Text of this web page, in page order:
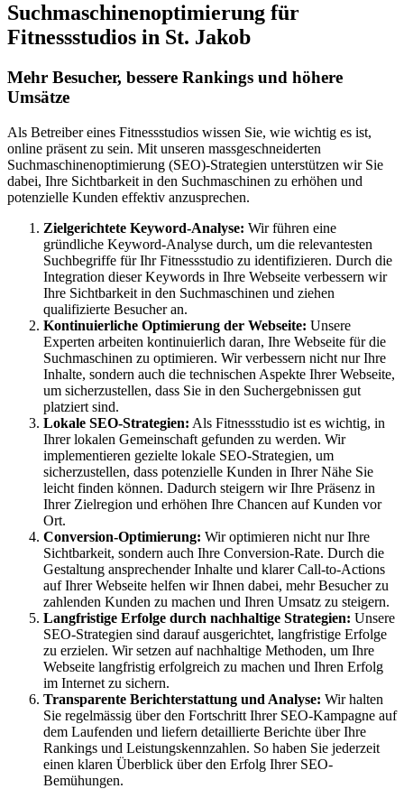
Suchmaschinenoptimierung für
Fitnessstudios in St. Jakob
Mehr Besucher, bessere Rankings und höhere
Umsätze
Als Betreiber eines Fitnessstudios wissen Sie, wie wichtig es ist,
online präsent zu sein. Mit unseren massgeschneiderten
Suchmaschinenoptimierung (SEO)-Strategien unterstützen wir Sie
dabei, Ihre Sichtbarkeit in den Suchmaschinen zu erhöhen und
potenzielle Kunden effektiv anzusprechen.
Zielgerichtete Keyword-Analyse: Wir führen eine
gründliche Keyword-Analyse durch, um die relevantesten
Suchbegriffe für Ihr Fitnessstudio zu identifizieren. Durch die
Integration dieser Keywords in Ihre Webseite verbessern wir
Ihre Sichtbarkeit in den Suchmaschinen und ziehen
qualifizierte Besucher an.
Kontinuierliche Optimierung der Webseite: Unsere
Experten arbeiten kontinuierlich daran, Ihre Webseite für die
Suchmaschinen zu optimieren. Wir verbessern nicht nur Ihre
Inhalte, sondern auch die technischen Aspekte Ihrer Webseite,
um sicherzustellen, dass Sie in den Suchergebnissen gut
platziert sind.
Lokale SEO-Strategien: Als Fitnessstudio ist es wichtig, in
Ihrer lokalen Gemeinschaft gefunden zu werden. Wir
implementieren gezielte lokale SEO-Strategien, um
sicherzustellen, dass potenzielle Kunden in Ihrer Nähe Sie
leicht finden können. Dadurch steigern wir Ihre Präsenz in
Ihrer Zielregion und erhöhen Ihre Chancen auf Kunden vor
Ort.
Conversion-Optimierung: Wir optimieren nicht nur Ihre
Sichtbarkeit, sondern auch Ihre Conversion-Rate. Durch die
Gestaltung ansprechender Inhalte und klarer Call-to-Actions
auf Ihrer Webseite helfen wir Ihnen dabei, mehr Besucher zu
zahlenden Kunden zu machen und Ihren Umsatz zu steigern.
Langfristige Erfolge durch nachhaltige Strategien: Unsere
SEO-Strategien sind darauf ausgerichtet, langfristige Erfolge
zu erzielen. Wir setzen auf nachhaltige Methoden, um Ihre
Webseite langfristig erfolgreich zu machen und Ihren Erfolg
im Internet zu sichern.
Transparente Berichterstattung und Analyse: Wir halten
Sie regelmässig über den Fortschritt Ihrer SEO-Kampagne auf
dem Laufenden und liefern detaillierte Berichte über Ihre
Rankings und Leistungskennzahlen. So haben Sie jederzeit
einen klaren Überblick über den Erfolg Ihrer SEO-
Bemühungen.